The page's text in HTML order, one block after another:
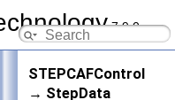
7.9.0
STEPCAFControl
→ StepData